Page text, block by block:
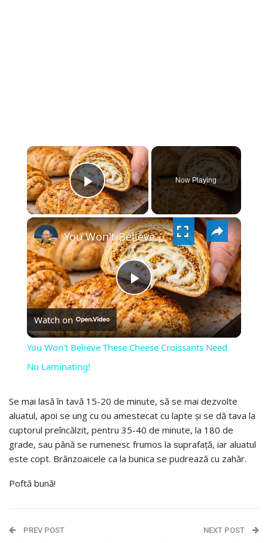
×
PLAY
VIDEO
Now Playing
×
PLAY
VIDEO
You Won't Believe These Cheese Croissants Need No Laminating!
Watch on
You Won't Believe These Cheese Croissants Need
No Laminating!
Se mai lasă în tavă 15-20 de minute, să se mai dezvolte
aluatul, apoi se ung cu ou amestecat cu lapte și se dă tava la
cuptorul preîncălzit, pentru 35-40 de minute, la 180 de
grade, sau până se rumenesc frumos la suprafață, iar aluatul
este copt. Brânzoaicele ca la bunica se pudrează cu zahăr.
Poftă bună!
PREV POST NEXT POST